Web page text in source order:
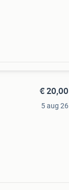
€ 20,00
5 aug 26